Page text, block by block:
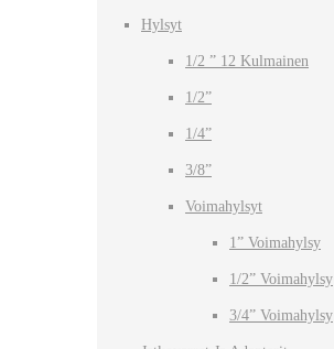
Hylsyt
1/2 ” 12 Kulmainen
1/2”
1/4”
3/8”
Voimahylsyt
1” Voimahylsy
1/2” Voimahylsy
3/4” Voimahylsy